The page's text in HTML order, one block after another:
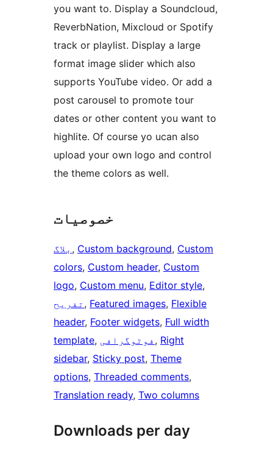
you want to. Display a Soundcloud,
ReverbNation, Mixcloud or Spotify
track or playlist. Display a large
format image slider which also
supports YouTube video. Or add a
post carousel to promote tour
dates or other content you want to
highlite. Of course yo ucan also
upload your own logo and control
the theme colors as well.
خصوصیات
بلاگ , Custom background, Custom
colors, Custom header, Custom
logo, Custom menu, Editor style
تفریح , Featured images, Flexible
header, Footer widgets, Full width
template, فوٹوگرافی , Right
sidebar, Sticky post, Theme
options, Threaded comments
Translation ready, Two columns
Downloads per day